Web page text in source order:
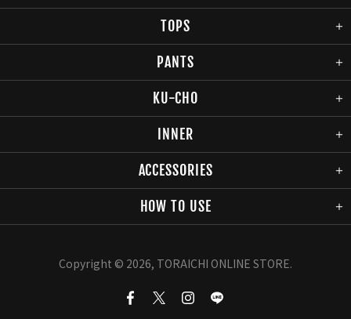
TOPS
PANTS
KU-CHO
INNER
ACCESSORIES
HOW TO USE
Copyright © 2026, TORAICHI ONLINE STORE.